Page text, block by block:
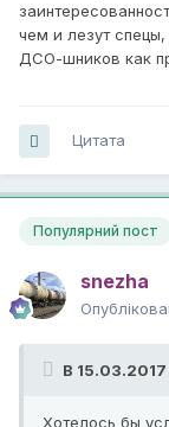
чем и лезут
ДСО-шников как
Цитата
Популярний пост
snezha
В 15.03.2017
Хотелось бы